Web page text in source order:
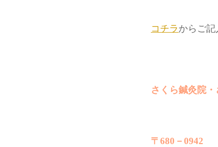
コチラからご
さくら鍼灸院
〒680－0942